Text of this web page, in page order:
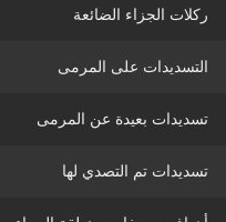
ركلات الجزاء الضائعة
التسديدات على المرمى
تسديدات بعيدة عن المرمى
تسديدات تم التصدي لها